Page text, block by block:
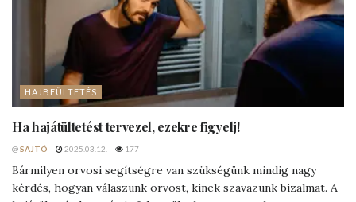
HAJBEÜLTETÉS
Ha hajátültetést tervezel, ezekre figyelj!
@SAJTÓ 2025.03.12. 177
Bármilyen orvosi segítségre van szükségünk mindig nagy
kérdés, hogyan válaszunk orvost, kinek szavazunk bizalmat. A